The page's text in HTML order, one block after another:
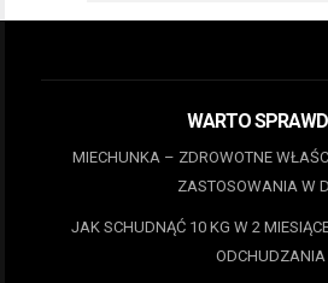
WARTO
MIECHUNKA – ZDROWOTNE
ZASTOSOWANIA W
JAK SCHUDNĄĆ 10 KG W 2
ODCHUDZANIA